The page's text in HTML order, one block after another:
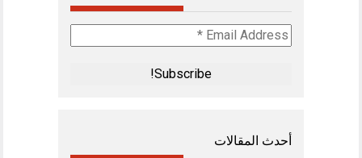
Email
Address
أحدث المقالات